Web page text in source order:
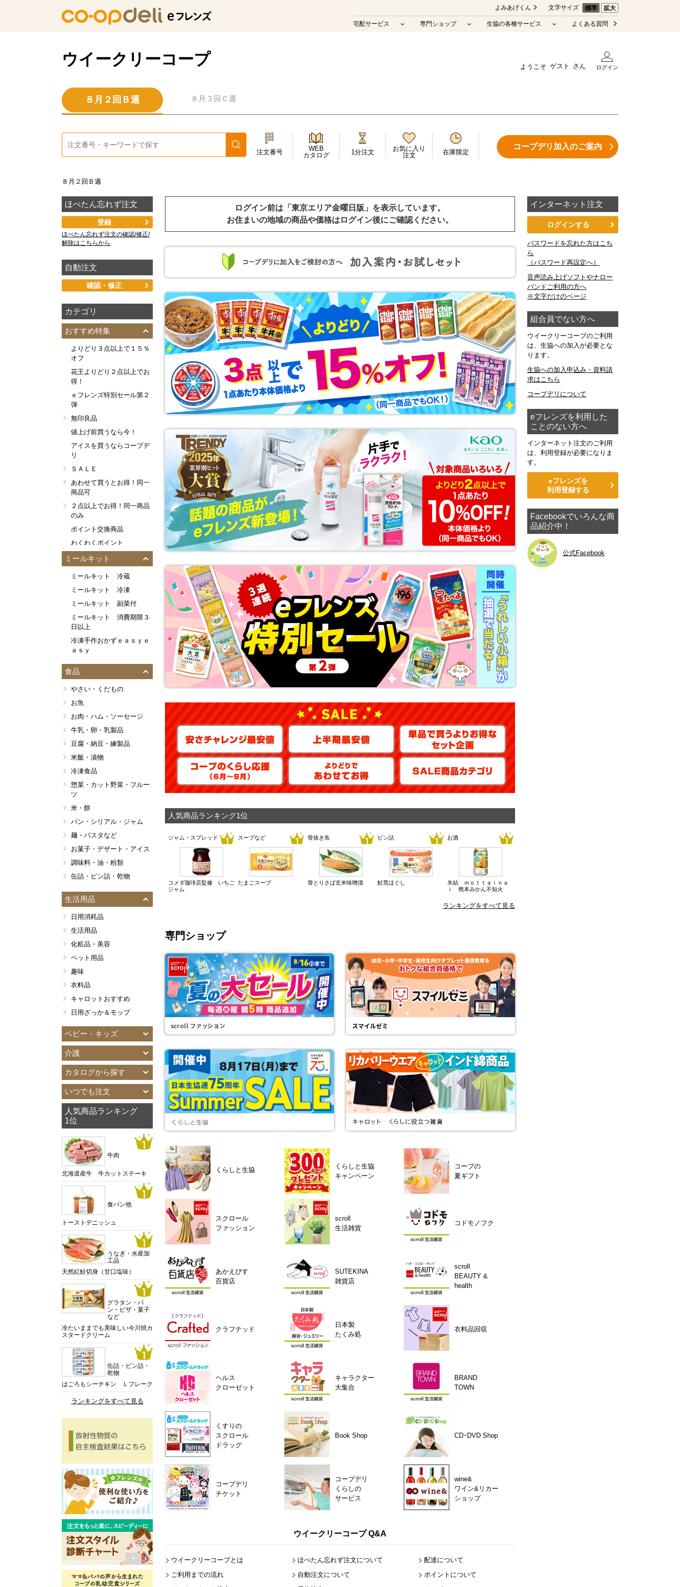
文字サイズ 標準 拡大
よみあげくん
宅配サービス 専門ショップ 生協の各種サービス よくある質問
ウイークリーコープ ようこそ ゲスト ログイン
８月２回Ｂ週 ８月３回Ｃ週
注文番号
WEB
カタログ
1分注文
お気に入り
注文
在庫限定
コープデリ加入のご案内
８月２回Ｂ週
ログイン前は「東京エリア金曜日版」を表示しています。
お住まいの地域の商品や価格はログイン後にご確認ください。
人気商品ランキング1位
ジャム・スプレッド
コメダ珈琲店監修 いちご
ジャム
スープなど
たまごスープ
骨抜き魚
骨とりさば玄米味噌漬
ビン詰
鮭荒ほぐし
お酒
氷結 ｍｏｔｔａｉｎａ
ｉ 熊本みかん不知火
ランキングをすべて見る
専門ショップ
くらしと生協
くらしと生協
キャンペーン
コープの
夏ギフト
スクロール
ファッション
scroll
生活雑貨
コドモノフク
あかえびす
百貨店
SUTEKINA
雑貨店
scroll
BEAUTY &
health
クラフテッド
日本製
たくみ処
衣料品回収
ヘルス
クローゼット
キャラクター
大集合
BRAND
TOWN
くすりの
スクロール
ドラッグ
Book Shop CD･DVD Shop
コープデリ
チケット
コープデリ
くらしの
サービス
wine&
ワイン&リカー
ショップ
ウイークリーコープ Q&A
ウイークリーコープとは
ご利用までの流れ
ほぺたん忘れず注文について
自動注文について
配達について
ポイントについて
インターネット注文
ログインする
パスワードを忘れた方はこち
ら
（パスワード再設定へ）
音声読み上げソフトやナロー
バンドご利用の方へ
※文字だけのページ
組合員でない方へ
ウイークリーコープのご利用
は、生協への加入が必要とな
ります。
生協への加入申込み・資料請
求はこちら
コープデリについて
eフレンズを利用した
ことのない方へ
インターネット注文のご利用
は、利用登録が必要になりま
す。
eフレンズを
利用登録する
Facebookでいろんな商
品紹介中！
公式Facebook
ほぺたん忘れず注文
登録
ほぺたん忘れず注文の確認/修正/
解除はこちらから
自動注文
確認・修正
カテゴリ
おすすめ特集
よりどり３点以上で１５％
オフ
花王よりどり２点以上でお
得！
ｅフレンズ特別セール第２
弾
無印良品
値上げ前買うなら今！
アイスを買うならコープデ
リ
ＳＡＬＥ
あわせて買うとお得！同一
商品可
２点以上でお得！同一商品
のみ
ポイント交換商品
わくわくポイント
みんなのご指名！定番ＭＶ
Ｐ
イチ推し！おすコメ４．５
以上
今週の新登場
今週の新発売
今しか買えない！今回限り
など
パパッと１食分！弁当・惣
菜
食事をきづかう方へ
コープデリ・生協オリジナ
ル
コープ商品
年間人気ベスト１位
数量限定抽選品
環境配慮商品
ＢＩＧＭＡＲＴ 大容量＆
調理済みおかず おかえり
ミールキット
ミールキット 冷蔵
ミールキット 冷凍
ミールキット 副菜付
ミールキット 消費期限３
日以上
冷凍手作おかずｅａｓｙｅ
ａｓｙ
食品
やさい・くだもの
お魚
お肉・ハム・ソーセージ
牛乳・卵・乳製品
豆腐・納豆・練製品
米飯・漬物
冷凍食品
惣菜・カット野菜・フルー
ツ
米・餅
パン・シリアル・ジャム
麺・パスタなど
お菓子・デザート・アイス
調味料・油・粉類
缶詰・ビン詰・乾物
即席味噌汁・スープなど
飲料
お酒
お弁当作りに便利
菓子などの翌々週配達品
食物アレルギー配慮食品
生活用品
日用消耗品
生活用品
化粧品・美容
ペット用品
趣味
衣料品
キャロットおすすめ
日用ざっか＆モップ
ベビー・キッズ
介護
カタログから探す
いつでも注文
人気商品ランキング
1位
牛肉
北海道産牛 牛カットステーキ
食パン他
トーストデニッシュ
うなぎ・水産加
工品
天然紅鮭切身（甘口塩味）
グラタン・パ
ン・ピザ・菓子
など
冷たいままでも美味しい今川焼カ
スタードクリーム
缶詰・ビン詰・
乾物
はごろもシーチキン Ｌフレーク
ランキングをすべて見る